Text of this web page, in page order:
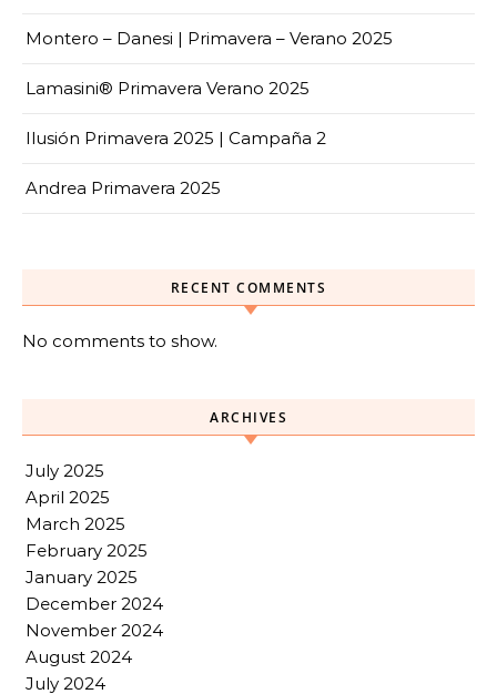
Montero – Danesi | Primavera – Verano 2025
Lamasini® Primavera Verano 2025
Ilusión Primavera 2025 | Campaña 2
Andrea Primavera 2025
RECENT COMMENTS
No comments to show.
ARCHIVES
July 2025
April 2025
March 2025
February 2025
January 2025
December 2024
November 2024
August 2024
July 2024